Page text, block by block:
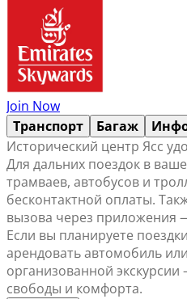
Join Now
Транспорт
Багаж
Исторический центр Ясс
Для дальних поездок в
трамваев, автобусов и
бесконтактной оплаты.
вызова через приложения
Если вы планируете
арендовать автомобиль
организованной
свободы и комфорта.